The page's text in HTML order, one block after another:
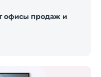
офисы продаж и